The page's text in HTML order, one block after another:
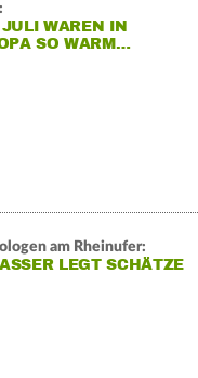
WAREN IN
SO WARM…
am Rheinufer:
LEGT SCHÄTZE